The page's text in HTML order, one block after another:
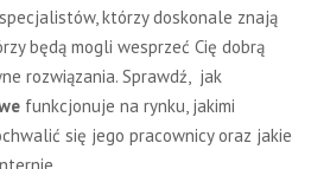
którzy doskonale znają
będą mogli wesprzeć Cię dobrą
rozwiązania. Sprawdź, jak
funkcjonuje na rynku, jakimi
się jego pracownicy oraz jakie